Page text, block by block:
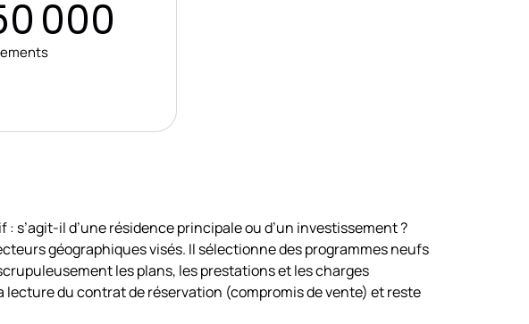
000
il d’une résidence principale ou d’un investissement ?
géographiques visés. Il sélectionne des programmes neufs
les plans, les prestations et les charges
du contrat de réservation (compromis de vente) et reste